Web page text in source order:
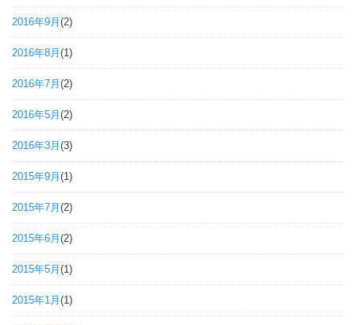
2016年9月 (2)
2016年8月 (1)
2016年7月 (2)
2016年5月 (2)
2016年3月 (3)
2015年9月 (1)
2015年7月 (2)
2015年6月 (2)
2015年5月 (1)
2015年1月 (1)